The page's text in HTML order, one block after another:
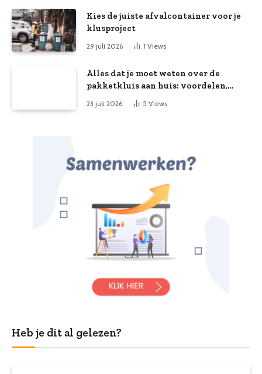
Kies de juiste afvalcontainer voor je
klusproject
29 juli 2026 1 Views
Alles dat je moet weten over de
pakketkluis aan huis: voordelen,
kooptips en belang
23 juli 2026 5 Views
Heb je dit al gelezen?